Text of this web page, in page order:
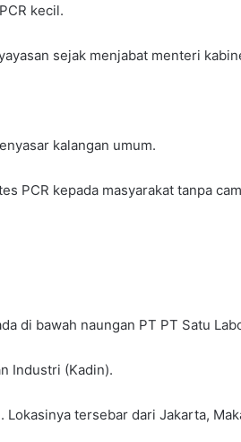
kecil.
sejak menjabat menteri
kalangan umum.
PCR kepada masyarakat tanpa
di bawah naungan PT PT Satu
Industri (Kadin).
tersebar dari Jakarta,